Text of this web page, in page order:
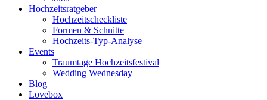
Hochzeitsratgeber
Hochzeitscheckliste
Formen & Schnitte
Hochzeits-Typ-Analyse
Events
Traumtage Hochzeitsfestival
Wedding Wednesday
Blog
Lovebox